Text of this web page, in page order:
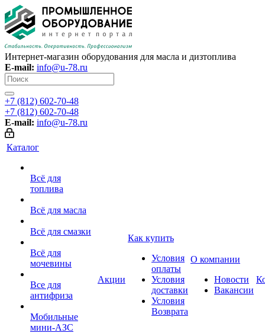
Интернет-магазин оборудования для масла и дизтоплива
E-mail: info@u-78.ru
+7 (812) 602-70-48
+7 (812) 602-70-48
E-mail: info@u-78.ru
Каталог
Всё для
топлива
Всё для масла
Всё для смазки
Всё для
мочевины
Все для
антифриза
Мобильные
мини-АЗС
Акции
Как купить
Условия
оплаты
Условия
доставки
Условия
Возврата
О компании
Новости
Вакансии